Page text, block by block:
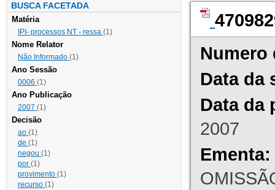
BUSCA FACETADA
Matéria
IPI- processos NT - ressa (1)
Nome Relator
Não Informado (1)
Ano Sessão
0006 (1)
Ano Publicação
2007 (1)
Decisão
ao (1)
de (1)
negou (1)
por (1)
provimento (1)
recurso (1)
Numero
Data da
Data da
2007
Ementa: